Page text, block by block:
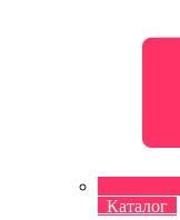
Каталог